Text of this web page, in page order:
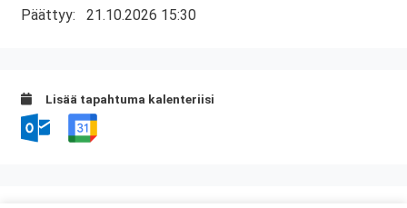
Päättyy: 21.10.2026 15:30
Lisää tapahtuma kalenteriisi